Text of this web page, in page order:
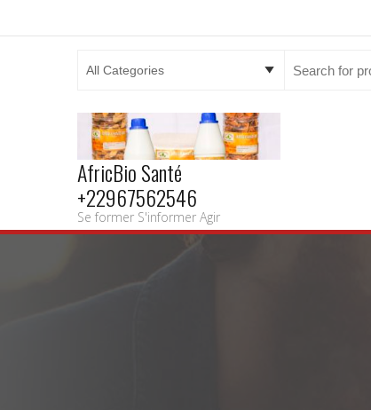
AfricBio Santé
+22967562546
Se former S'informer Agir